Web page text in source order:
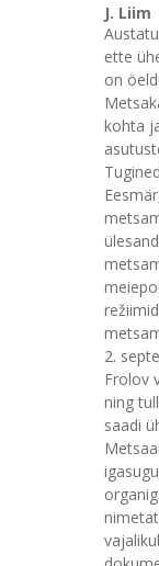
J. Liim
ette
on
kohta
2.
Frolov
ning
saadi